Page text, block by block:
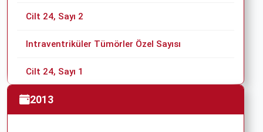
Cilt 24, Sayı 2
Intraventriküler Tümörler Özel Sayısı
Cilt 24, Sayı 1
Türk Nöroşirürji Derneği 28. Bilimsel Kongresi
2013